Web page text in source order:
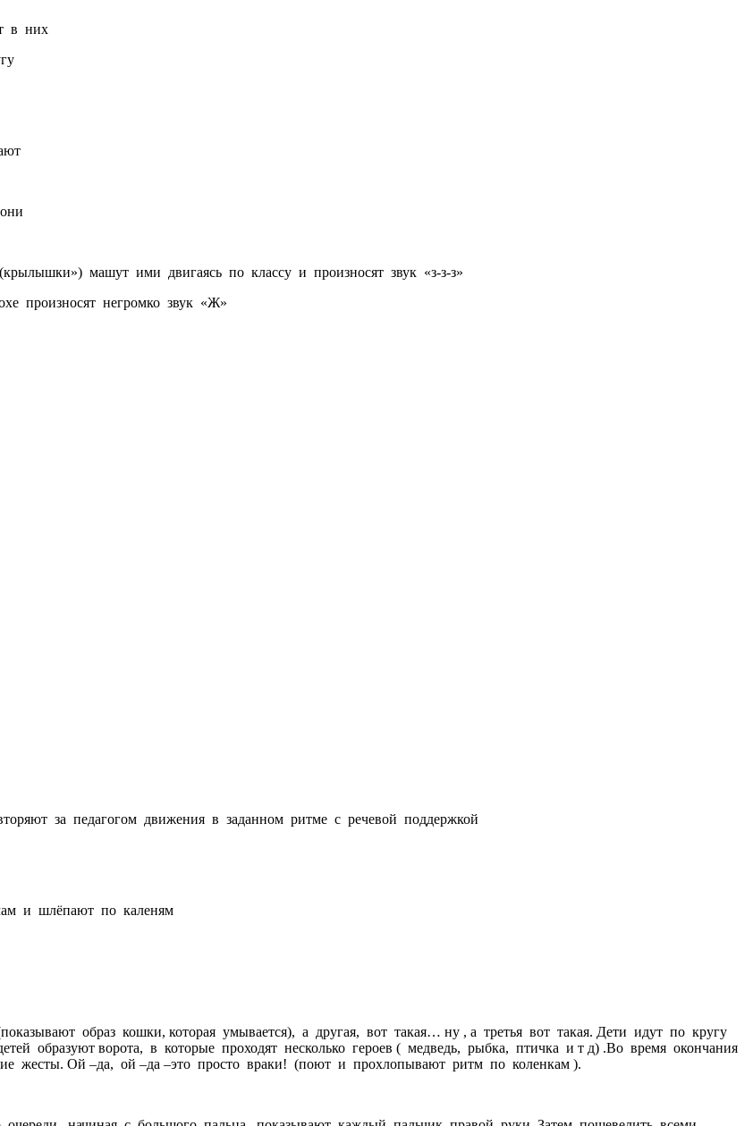
в них
машут ими двигаясь по классу и произносят звук «з-з-з»
произносят негромко звук «Ж»
за педагогом движения в заданном ритме с речевой поддержкой
и шлёпают по каленям
образ кошки, которая умывается), а другая, вот такая… ну , а третья вот такая. Дети идут по кругу
образуют ворота, в которые проходят несколько героев ( медведь, рыбка, птичка и т д) .Во время окончания
жесты. Ой –да, ой –да –это просто враки! (поют и прохлопывают ритм по коленкам ).